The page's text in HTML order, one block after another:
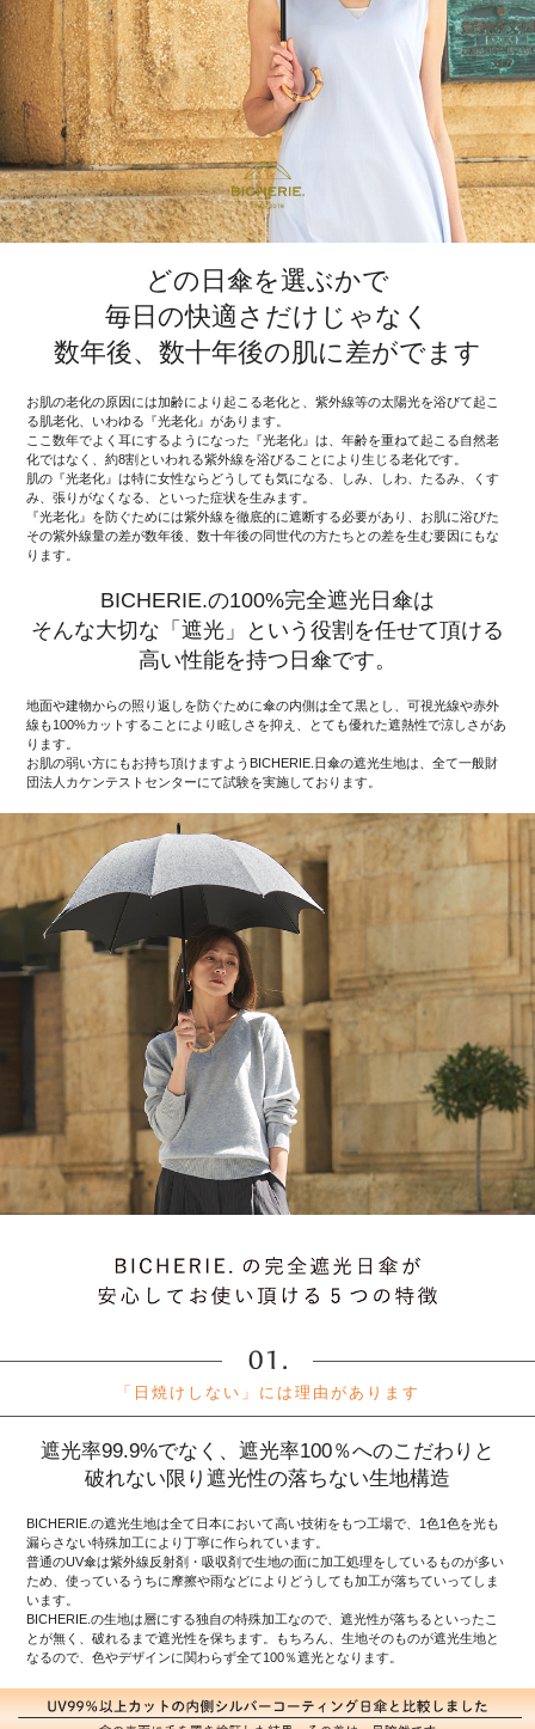
どの日傘を選ぶかで
毎日の快適さだけじゃなく
数年後、数十年後の肌に差がでます
お肌の老化の原因には加齢により起こる老化と、紫外線等の太陽光を浴びて起こ
る肌老化、いわゆる『光老化』があります。
ここ数年でよく耳にするようになった『光老化』は、年齢を重ねて起こる自然老
化ではなく、約8割といわれる紫外線を浴びることにより生じる老化です。
肌の『光老化』は特に女性ならどうしても気になる、しみ、しわ、たるみ、くす
み、張りがなくなる、といった症状を生みます。
『光老化』を防ぐためには紫外線を徹底的に遮断する必要があり、お肌に浴びた
その紫外線量の差が数年後、数十年後の同世代の方たちとの差を生む要因にもな
ります。
BICHERIE.の100%完全遮光日傘は
そんな大切な「遮光」という役割を任せて頂ける
高い性能を持つ日傘です。
地面や建物からの照り返しを防ぐために傘の内側は全て黒とし、可視光線や赤外
線も100%カットすることにより眩しさを抑え、とても優れた遮熱性で涼しさがあ
ります。
お肌の弱い方にもお持ち頂けますようBICHERIE.日傘の遮光生地は、全て一般財
団法人カケンテストセンターにて試験を実施しております。
「日焼けしない」には理由があります
遮光率99.9%でなく、遮光率100％へのこだわりと
破れない限り遮光性の落ちない生地構造
BICHERIE.の遮光生地は全て日本において高い技術をもつ工場で、1色1色を光も
漏らさない特殊加工により丁寧に作られています。
普通のUV傘は紫外線反射剤・吸収剤で生地の面に加工処理をしているものが多い
ため、使っているうちに摩擦や雨などによりどうしても加工が落ちていってしま
います。
BICHERIE.の生地は層にする独自の特殊加工なので、遮光性が落ちるといったこ
とが無く、破れるまで遮光性を保ちます。もちろん、生地そのものが遮光生地と
なるので、色やデザインに関わらず全て100％遮光となります。